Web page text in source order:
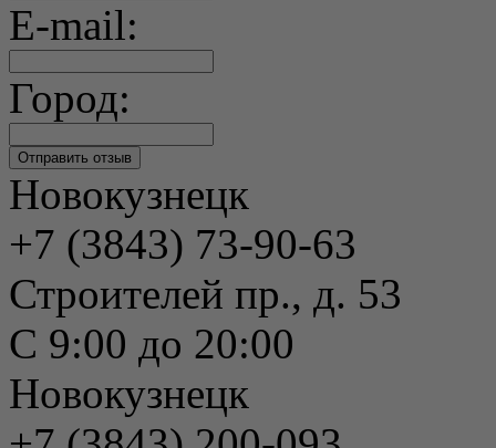
E-mail:
Город:
Новокузнецк
+7 (3843) 73-90-63
Строителей пр., д. 53
С 9:00 до 20:00
Новокузнецк